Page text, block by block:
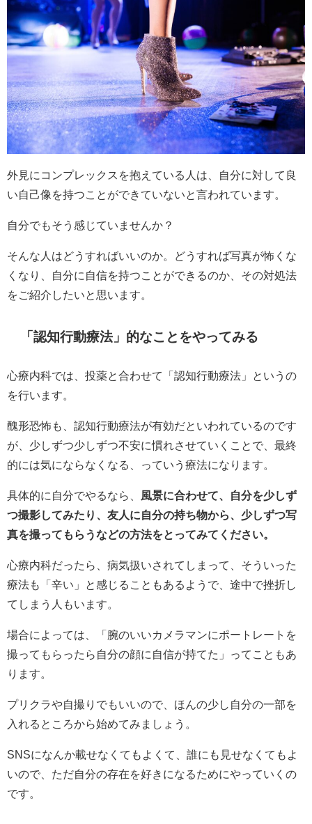
外見にコンプレックスを抱えている人は、自分に対して良
い自己像を持つことができていないと言われています。
自分でもそう感じていませんか？
そんな人はどうすればいいのか。どうすれば写真が怖くな
くなり、自分に自信を持つことができるのか、その対処法
をご紹介したいと思います。
「認知行動療法」的なことをやってみる
心療内科では、投薬と合わせて「認知行動療法」というの
を行います。
醜形恐怖も、認知行動療法が有効だといわれているのです
が、少しずつ少しずつ不安に慣れさせていくことで、最終
的には気にならなくなる、っていう療法になります。
具体的に自分でやるなら、
風景に合わせて、自分を少しず
つ撮影してみたり、友人に自分の持ち物から、少しずつ写
真を撮ってもらうなどの方法をとってみてください。
心療内科だったら、病気扱いされてしまって、そういった
療法も「辛い」と感じることもあるようで、途中で挫折し
てしまう人もいます。
場合によっては、「腕のいいカメラマンにポートレートを
撮ってもらったら自分の顔に自信が持てた」ってこともあ
ります。
プリクラや自撮りでもいいので、ほんの少し自分の一部を
入れるところから始めてみましょう。
SNSになんか載せなくてもよくて、誰にも見せなくてもよ
いので、ただ自分の存在を好きになるためにやっていくの
です。